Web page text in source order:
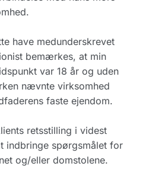
have medunderskrevet
bemærkes, at min
var 18 år og uden
nævnte virksomhed
faste ejendom.
retsstilling i videst
indbringe spørgsmålet for
og/eller domstolene.